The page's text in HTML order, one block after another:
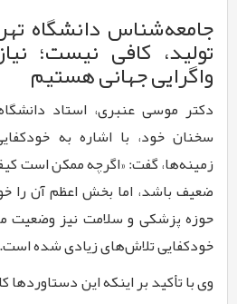
جامعه‌شناس دانشگاه
تولید، کافی نیست؛
واگرایی جهانی هستیم
دکتر موسی عنبری، استاد
سخنان خود، با اشاره به
زمینه‌ها، گفت: «اگرچه ممکن است
ضعیف باشد، اما بخش اعظم آن را
حوزه پزشکی و سلامت نیز وضعیت
خودکفایی تلاش‌های زیادی شده
وی با تأکید بر اینکه این